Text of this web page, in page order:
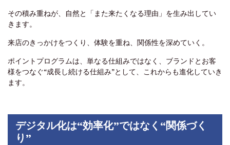
その積み重ねが、自然と「また来たくなる理由」を生み出してい
きます。
来店のきっかけをつくり、体験を重ね、関係性を深めていく。
ポイントプログラムは、単なる仕組みではなく、ブランドとお客
様をつなぐ“成長し続ける仕組み”として、これからも進化していき
ます。
デジタル化は“効率化”ではなく“関係づく
り”